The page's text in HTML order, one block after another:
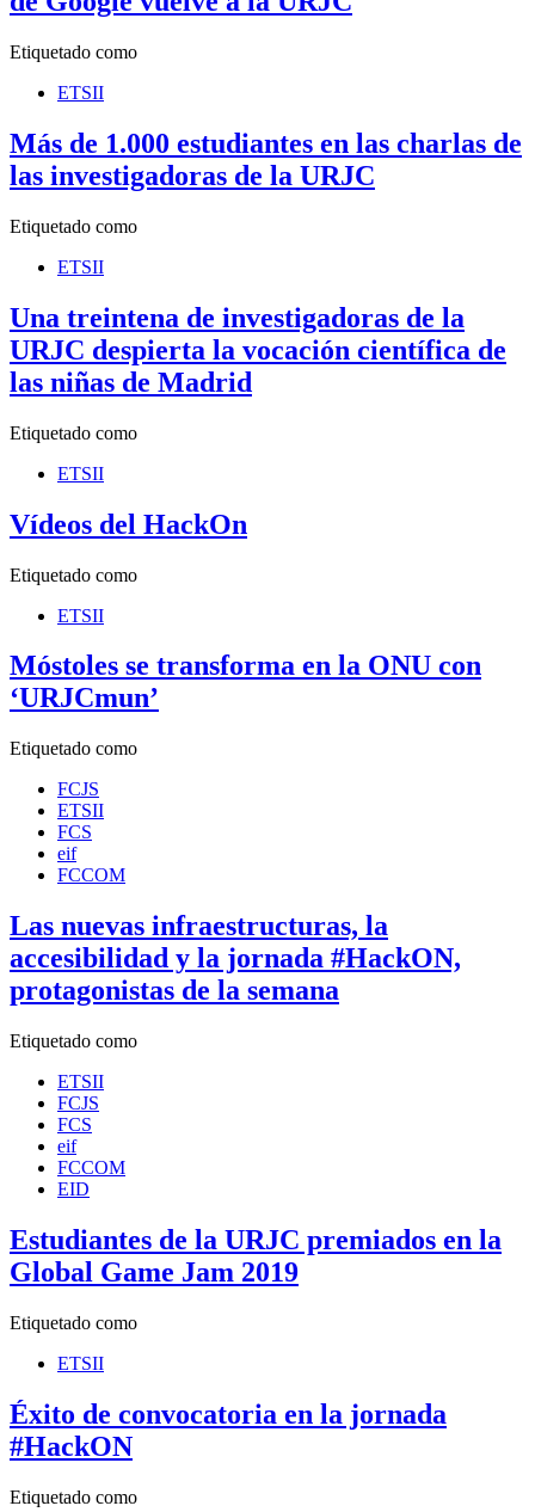
Etiquetado como
ETSII
Más de 1.000 estudiantes en las charlas de
las investigadoras de la URJC
Etiquetado como
ETSII
Una treintena de investigadoras de la
URJC despierta la vocación científica de
las niñas de Madrid
Etiquetado como
ETSII
Vídeos del HackOn
Etiquetado como
ETSII
Móstoles se transforma en la ONU con
‘URJCmun’
Etiquetado como
FCJS
ETSII
FCS
eif
FCCOM
Las nuevas infraestructuras, la
accesibilidad y la jornada #HackON,
protagonistas de la semana
Etiquetado como
ETSII
FCJS
FCS
eif
FCCOM
EID
Estudiantes de la URJC premiados en la
Global Game Jam 2019
Etiquetado como
ETSII
Éxito de convocatoria en la jornada
#HackON
Etiquetado como